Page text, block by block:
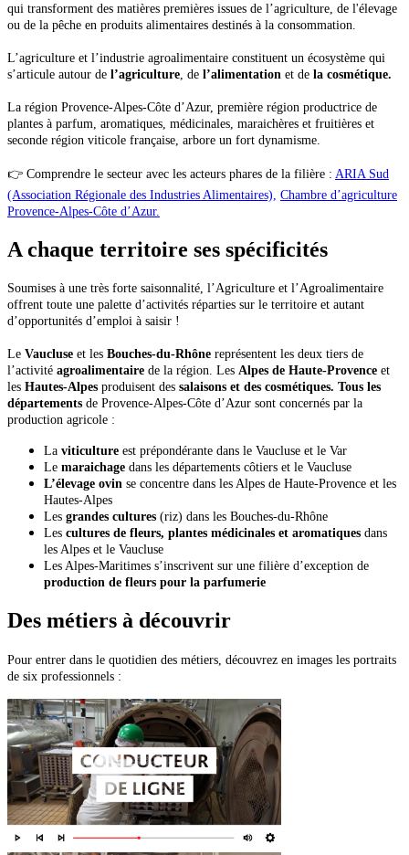
qui transforment des matières premières issues de l’agriculture, de l'élevage
ou de la pêche en produits alimentaires destinés à la consommation.
L’agriculture et l’industrie agroalimentaire constituent un écosystème qui
s’articule autour de l’agriculture , de l’alimentation et de la cosmétique.
La région Provence-Alpes-Côte d’Azur, première région productrice de
plantes à parfum, aromatiques, médicinales, maraichères et fruitières et
seconde région viticole française, arbore un fort dynamisme.
👉 Comprendre le secteur avec les acteurs phares de la filière : ARIA Sud
(Association Régionale des Industries Alimentaires), Chambre d’agriculture
Provence-Alpes-Côte d’Azur.
A chaque territoire ses spécificités
Soumises à une très forte saisonnalité, l’Agriculture et l’Agroalimentaire
offrent toute une palette d’activités réparties sur le territoire et autant
d’opportunités d’emploi à saisir !
Le Vaucluse et les Bouches-du-Rhône représentent les deux tiers de
l’activité agroalimentaire de la région. Les Alpes de Haute-Provence et
les Hautes-Alpes produisent des salaisons et des cosmétiques. Tous les
départements de Provence-Alpes-Côte d’Azur sont concernés par la
production agricole :
La viticulture est prépondérante dans le Vaucluse et le Var
Le maraichage dans les départements côtiers et le Vaucluse
L’élevage ovin se concentre dans les Alpes de Haute-Provence et les
Hautes-Alpes
Les grandes cultures (riz) dans les Bouches-du-Rhône
Les cultures de fleurs, plantes médicinales et aromatiques dans
les Alpes et le Vaucluse
Les Alpes-Maritimes s’inscrivent sur une filière d’exception de
production de fleurs pour la parfumerie
Des métiers à découvrir
Pour entrer dans le quotidien des métiers, découvrez en images les portraits
de six professionnels :